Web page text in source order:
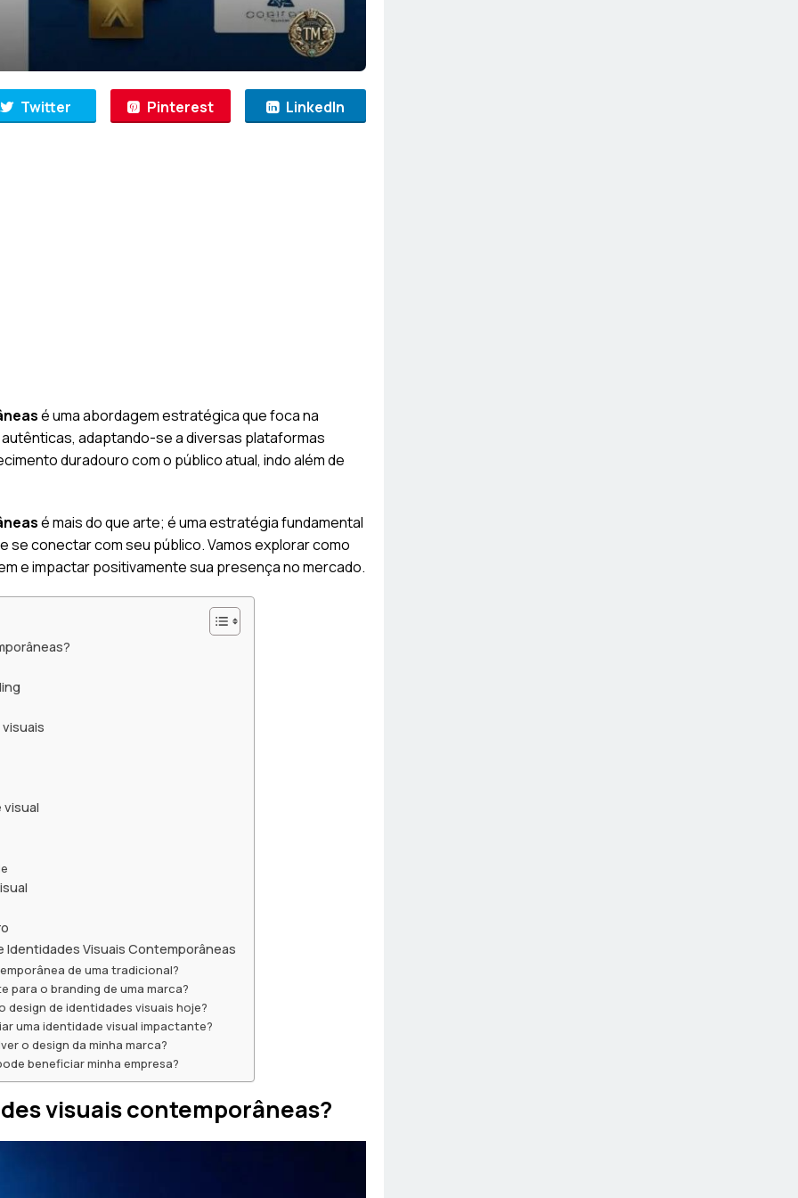
Twitter Pinterest LinkedIn
é uma abordagem estratégica que foca na
adaptando-se a diversas plataformas
duradouro com o público atual, indo além de
é mais do que arte; é uma estratégia fundamental
se conectar com seu público. Vamos explorar como
e impactar positivamente sua presença no mercado.
visual
Identidades Visuais Contemporâneas
de uma tradicional?
para o branding de uma marca?
design de identidades visuais hoje?
uma identidade visual impactante?
o design da minha marca?
beneficiar minha empresa?
visuais contemporâneas?